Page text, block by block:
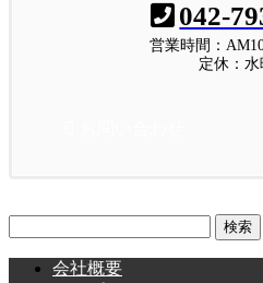
042-
営業時間：
定休：水
会社概要